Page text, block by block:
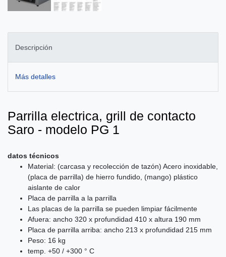
Descripción
Más detalles
Parrilla electrica, grill de contacto
Saro - modelo PG 1
datos técnicos
Material: (carcasa y recolección de tazón) Acero inoxidable,
(placa de parrilla) de hierro fundido, (mango) plástico
aislante de calor
Placa de parrilla a la parrilla
Las placas de la parrilla se pueden limpiar fácilmente
Afuera: ancho 320 x profundidad 410 x altura 190 mm
Placa de parrilla arriba: ancho 213 x profundidad 215 mm
Peso: 16 kg
temp. +50 / +300 ° C